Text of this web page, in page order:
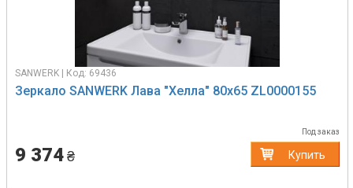
SANWERK | Код: 69436
Зеркало SANWERK Лава "Хелла" 80х65 ZL0000155
Под заказ
9 374₴ Купить